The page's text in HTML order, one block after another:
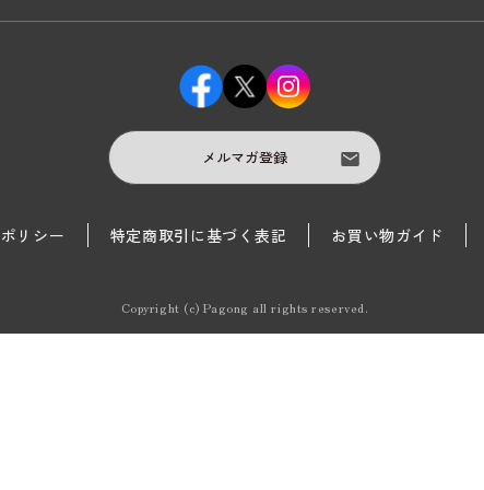
メルマガ登録
リシー 特定商取引に基づく表記 お買い物ガイド
Copyright (c) Pagong all rights reserved.